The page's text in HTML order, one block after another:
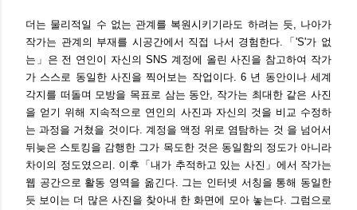
더는 물리적일 수 없는 관계를 복원시키기라도 하려는 듯, 나아가
작가는 관계의 부재를 시공간에서 직접 나서 경험한다.「'S'가 없
는」은 전 연인이 자신의 SNS 계정에 올린 사진을 참고하여 작가
가 스스로 동일한 사진을 찍어보는 작업이다. 6 년 동안이나 세계
각지를 떠돌며 모방을 목표로 삼는 동안, 작가는 최대한 같은 사진
을 얻기 위해 지속적으로 연인의 사진과 자신의 것을 비교 수정하
는 과정을 거쳤을 것이다. 계정을 액정 위로 염탐하는 것 을 넘어서
뒤늦은 스토킹을 감행한 그가 목도한 것은 동일함의 정도가 아니라
차이의 정도였으리. 이후 「내가 추적하고 있는 사진」 에서 작가는
웹 공간으로 활동 영역을 옮긴다. 그는 인터넷 서칭을 통해 동일한
듯 보이는 더 많은 사진을 찾아내 한 화면에 모아 놓는다. 그럼으로